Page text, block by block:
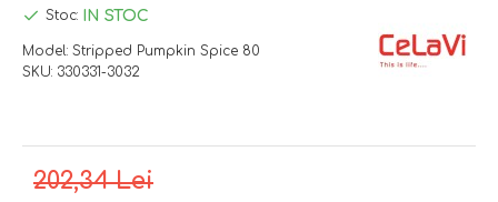
202,34 Lei
Stoc: IN STOC
Model: Stripped Pumpkin Spice 80
SKU: 330331-3032